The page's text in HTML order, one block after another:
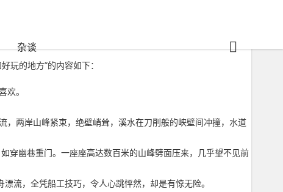
杂谈
玩的地方”的内容如下：
。
两岸山峰紧束，绝壁峭耸，溪水在刀削般的峡壁间冲撞，水道
穿幽巷重门。一座座高达数百米的山峰劈面压来，几乎望不见前
流，全凭船工技巧，令人心跳怦然，却是有惊无险。